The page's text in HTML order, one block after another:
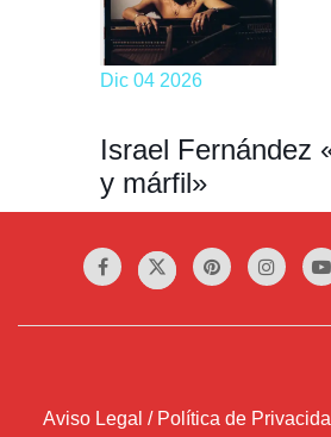
Dic 04 2026
Israel Fernández
y márfil»
Aviso Legal / Política de